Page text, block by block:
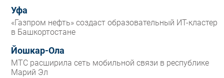
Уфа
«Газпром нефть» создаст образовательный ИТ-кластер
в Башкортостане
Йошкар-Ола
МТС расширила сеть мобильной связи в республике
Марий Эл